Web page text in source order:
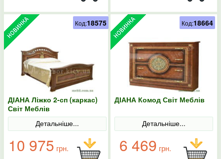
ДІАНА Ліжко 2-сп (каркас)
Світ Меблів
Детальніше...
10 975 грн.
Код:18575
ДІАНА Комод Світ Меблів
Детальніше...
6 469 грн.
Код:18664